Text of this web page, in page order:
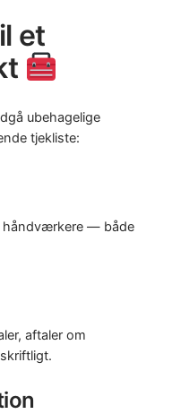
et
ubehagelige
tjekliste:
håndværkere — både
aftaler om